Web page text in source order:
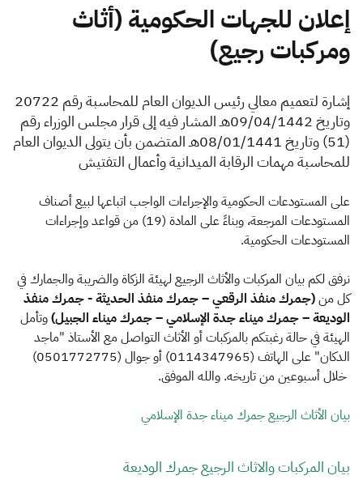
بحث
اقتراحات
الزكاة الجمارك
ضريبة القيمة المضافة
الإقرار الضريبي
التصرفات العقارية
إعلان للجهات الحكومية (أثاث
ومركبات رجيع)
​​​​​إ
شارة لتعميم معالي رئيس الديوان العام للمحاسبة رقم 20722
وتاريخ 09/04/1442هـ المشار فيه إلى قرار مجلس الوزراء رقم
(51) وتاريخ 08/01/1441هـ المتضمن بأن يتولى الديوان العام
للمحاسبة مهمات الرقابة الميدانية وأعمال التفتيش
على المستودعات الحكومية والإجراءات الواجب اتباعها لبيع أصناف
المستودعات المرجعة، وبناءً على المادة (19) من قواعد وإجراءات
المستودعات الحكومية.
نرفق لكم بيان المركبات والأثاث الرجيع لهيئة الزكاة والضريبة والجمارك في
كل من(جمرك منفذ الرقعي – جمرك منفذ الحديثة - جمرك منفذ
الوديعة – جمرك ميناء جدة الإسلامي – جمرك ميناء الجبيل)وتأمل
الهيئة في حالة رغبتكم بالمركبات أو الأثاث التواصل مع الأستاذ "ماجد
الدكان" على الهاتف (0114347965) أو جوال (0501772775)
خلال أسبوعين من تاريخه. والله الموفق.
بيان الأثاث الرجيع جمرك ميناء جدة الإسلامي
بيان المركبات والاثاث الرجيع جمرك الوديعة